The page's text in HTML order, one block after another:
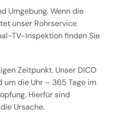
Umgebung. Wenn die
unser Rohrservice
TV-Inspektion finden Sie
Zeitpunkt. Unser DICO
die Uhr – 365 Tage im
Hierfür sind
Ursache.